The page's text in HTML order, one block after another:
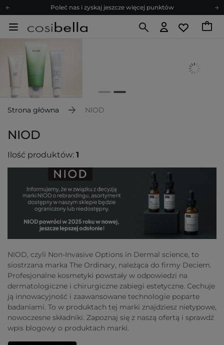
Poleć nas i zyskaj jeszcze więcej punktów
Zapisz się na newsletter pełen porad
Z nami to możliwe! Realizacja zamówienia do 24h.
Zapisz się na newsletter pełen porad
Strona główna NIOD
NIOD
Ilość produktów: 1
NIOD, czyli Non-Invasive Options in Dermal science, to
siostrzana marka The Ordinary, należąca do firmy Deciem.
Profesjonalne kosmetyki powstały w odpowiedzi na
dermatologiczne i chirurgiczne zabiegi estetyczne. Cechuje
ją innowacyjność i zaawansowane technologie poparte
badaniami. To w produktach tej marki znajdziesz nietypowe,
nowoczesne składniki. Zapoznaj się z naszą ofertą i sprawdź
wpis blogowy o produktach marki.